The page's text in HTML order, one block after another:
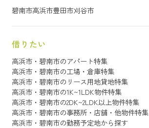
碧南市高浜市豊田市刈谷市
借りたい
高浜市・碧南市のアパート特集
高浜市・碧南市の工場・倉庫特集
高浜市・碧南市のリース用地貸地特集
高浜市・碧南市の1K~1LDK物件特集
高浜市・碧南市の2DK~2LDK以上物件特集
高浜市・碧南市の事務所・店舗・他物件特集
高浜市・碧南市の勤務予定地から探す